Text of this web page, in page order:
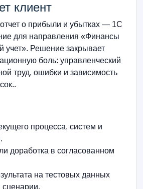
клиент
о прибыли и убытках — 1С
для направления «Финансы
учет». Решение закрывает
боль: управленческий
труд, ошибки и зависимость
процесса, систем и
доработка в согласованном
на тестовых данных